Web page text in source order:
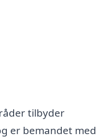
tilbyder
er bemandet med